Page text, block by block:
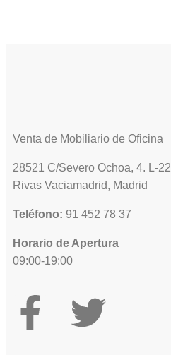
Venta de Mobiliario de Oficina
28521 C/Severo Ochoa, 4. L-22
Rivas Vaciamadrid, Madrid
Teléfono: 91 452 78 37
Horario de Apertura
09:00-19:00